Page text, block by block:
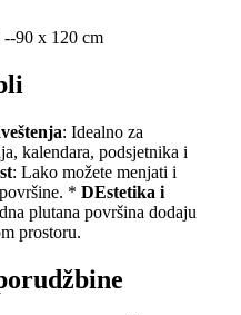
90 x 120 cm
: Idealno za
kalendara, podsjetnika i
: Lako možete menjati i
* DEstetika i
plutana površina dodaju
prostoru.